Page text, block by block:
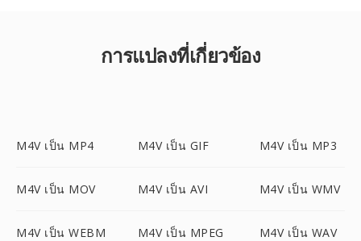
การแปลงที่เกี่ยวข้อง
M4V เป็น MP4 M4V เป็น GIF M4V เป็น MP3
M4V เป็น MOV M4V เป็น AVI M4V เป็น WMV
M4V เป็น WEBM M4V เป็น MPEG M4V เป็น WAV